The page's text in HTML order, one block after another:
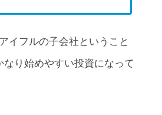
イフルの子会社ということ
なり始めやすい投資になって